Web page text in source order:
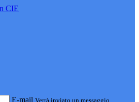
CIE
E-mail Verrà inviato un messaggio